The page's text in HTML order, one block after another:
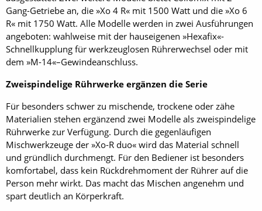
Gang-Getriebe an, die »Xo 4 R« mit 1500 Watt und die »Xo 6
R« mit 1750 Watt. Alle Modelle werden in zwei Ausführungen
angeboten: wahlweise mit der hauseigenen »Hexafix«-
Schnellkupplung für werkzeuglosen Rührerwechsel oder mit
dem »M-14«–Gewindeanschluss.
Zweispindelige Rührwerke ergänzen die Serie
Für besonders schwer zu mischende, trockene oder zähe
Materialien stehen ergänzend zwei Modelle als zweispindelige
Rührwerke zur Verfügung. Durch die gegenläufigen
Mischwerkzeuge der »Xo-R duo« wird das Material schnell
und gründlich durchmengt. Für den Bediener ist besonders
komfortabel, dass kein Rückdrehmoment der Rührer auf die
Person mehr wirkt. Das macht das Mischen angenehm und
spart deutlich an Körperkraft.